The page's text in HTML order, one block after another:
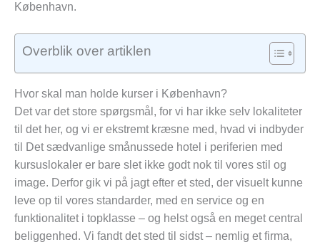
København.
Overblik over artiklen
Hvor skal man holde kurser i København?
Det var det store spørgsmål, for vi har ikke selv lokaliteter
til det her, og vi er ekstremt kræsne med, hvad vi indbyder
til Det sædvanlige smånussede hotel i periferien med
kursuslokaler er bare slet ikke godt nok til vores stil og
image. Derfor gik vi på jagt efter et sted, der visuelt kunne
leve op til vores standarder, med en service og en
funktionalitet i topklasse – og helst også en meget central
beliggenhed. Vi fandt det sted til sidst – nemlig et firma,